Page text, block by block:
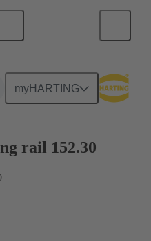
myHARTING
kartě
rail 152.30